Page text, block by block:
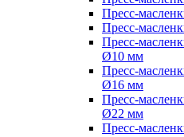
Пресс-
Пресс-
Пресс-
Ø10 мм
Пресс-
Ø16 мм
Пресс-
Ø22 мм
Пресс-